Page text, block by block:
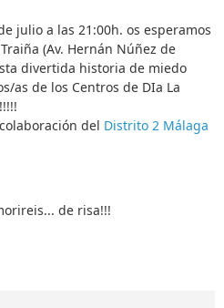
julio a las 21:00h. os esperamos
(Av. Hernán Núñez de
divertida historia de miedo
as de los Centros de DIa La
del Distrito 2 Málaga
de risa!!!